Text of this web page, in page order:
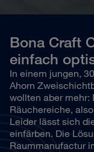
Bona Craft
einfach
In einem jungen,
Ahorn
wollten aber mehr:
Räuchereiche,
Leider lässt sich
einfärben. Die
Raummanufactur